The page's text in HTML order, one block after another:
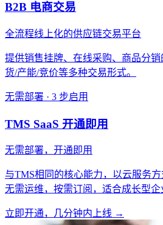
B2B 电商交易
全流程线上化的供应链交易平台
提供销售挂牌、在线采购、商品分
货/产能/竞价等多种交易形式。
无需部署 · 3 步启用
TMS SaaS 开通即用
无需部署，开通即用
与TMS相同的核心能力，以云服务方
无需运维，按需订阅，适合成长型企
立即开通，几分钟内上线 →